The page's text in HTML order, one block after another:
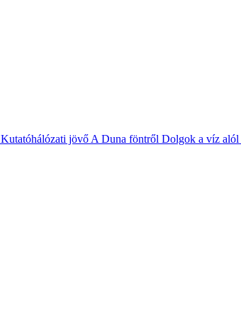
Kutatóhálózati jövő A Duna föntről Dolgok a víz alól